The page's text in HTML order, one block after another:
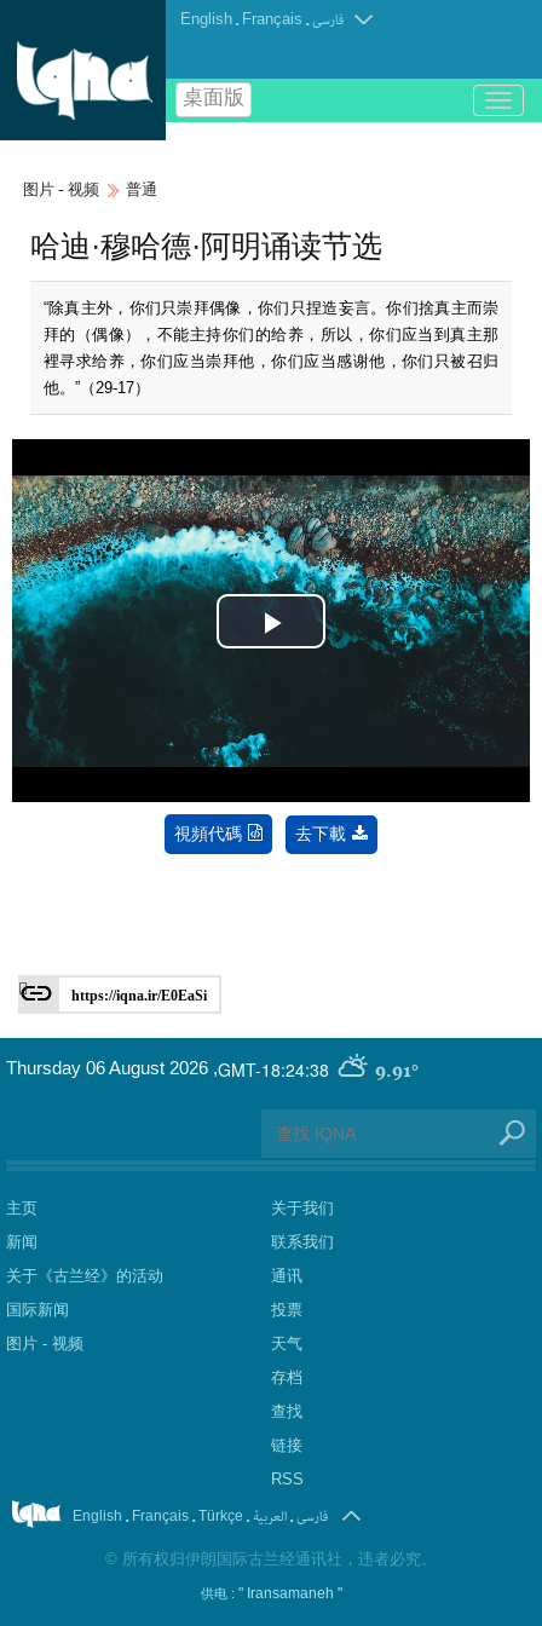
English . Français .فارسی
桌面版
باز
و
图片 - 视频 普通
哈迪·穆哈德·阿明诵读节选
“除真主外，你们只崇拜偶像，你们只捏造妄言。你们捨真主而崇
拜的（偶像），不能主持你们的给养，所以，你们应当到真主那
裡寻求给养，你们应当崇拜他，你们应当感谢他，你们只被召归
他。”（29-17）
Play
視頻代碼 去下載
https://iqna.ir/E0EaSi
GMT-18:24:38 9.91°
Thursday 06 August 2026 ,
主页
新闻
关于《古兰经》的活动
国际新闻
图片 - 视频
关于我们
联系我们
通讯
投票
天气
存档
查找
链接
RSS
English . Français .Türkçe .العربیة.فارسی
© 所有权归伊朗国际古兰经通讯社，违者必究。
供电 : " Iransamaneh "